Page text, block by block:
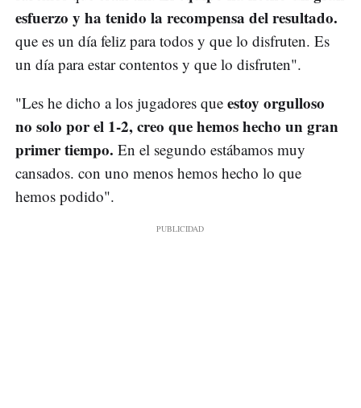
esfuerzo y ha tenido la recompensa del resultado.
que es un día feliz para todos y que lo disfruten. Es
un día para estar contentos y que lo disfruten".
"Les he dicho a los jugadores que estoy orgulloso
no solo por el 1-2, creo que hemos hecho un gran
primer tiempo. En el segundo estábamos muy
cansados. con uno menos hemos hecho lo que
hemos podido".